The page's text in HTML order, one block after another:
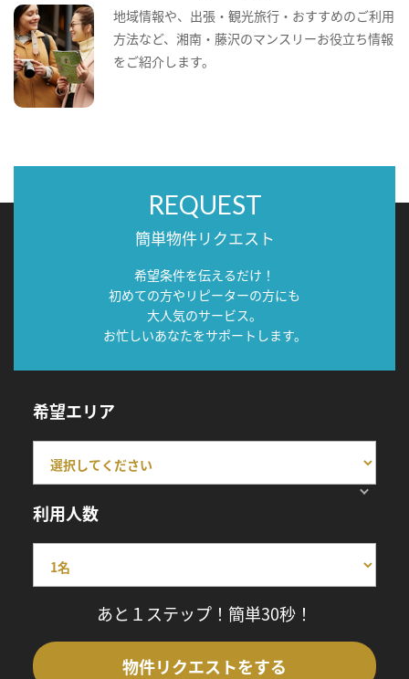
地域情報や、出張・観光旅行・おすすめのご利用
方法など、湘南・藤沢のマンスリーお役立ち情報
をご紹介します。
REQUEST
簡単物件リクエスト
希望条件を伝えるだけ！
初めての方やリピーターの方にも
大人気のサービス。
お忙しいあなたをサポートします。
希望エリア
利用人数
あと１ステップ！簡単30秒！
物件リクエストをする